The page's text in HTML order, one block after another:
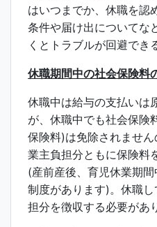
はいつまでか、休職を認
条件や届け出についてな
くとトラブルが回避でき
休職期間中の社会保険料
休職中は給与の支払いは
が、休職中でも社会保険
保険料)は免除されませ
業主負担分ともに保険料
(産前産後、育児休業期
制度があります)。休職
担分を徴収する必要があ